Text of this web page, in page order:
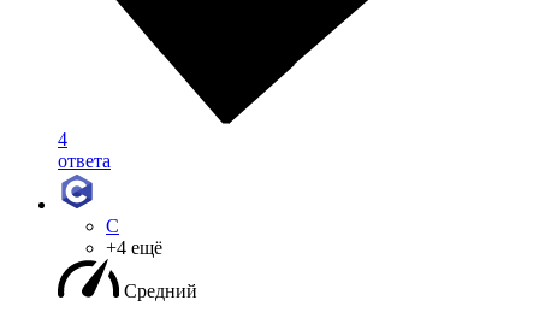
4
ответа
C
+4 ещё
Средний